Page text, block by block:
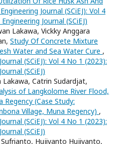
Journal (SCiEJ): Vol 4
Journal (SCiEJ)
Lakawa, Vickky Anggara
Study Of Concrete Mixture
Water and Sea Water Cure ,
(SCiEJ): Vol 4 No 1 (2023):
(SCiEJ)
Catrin Sudardjat,
of Langkolome River Flood,
Regency (Case Study:
Village, Muna Regency) ,
(SCiEJ): Vol 4 No 1 (2023):
(SCiEJ)
Hujiyanto Hujiyanto,